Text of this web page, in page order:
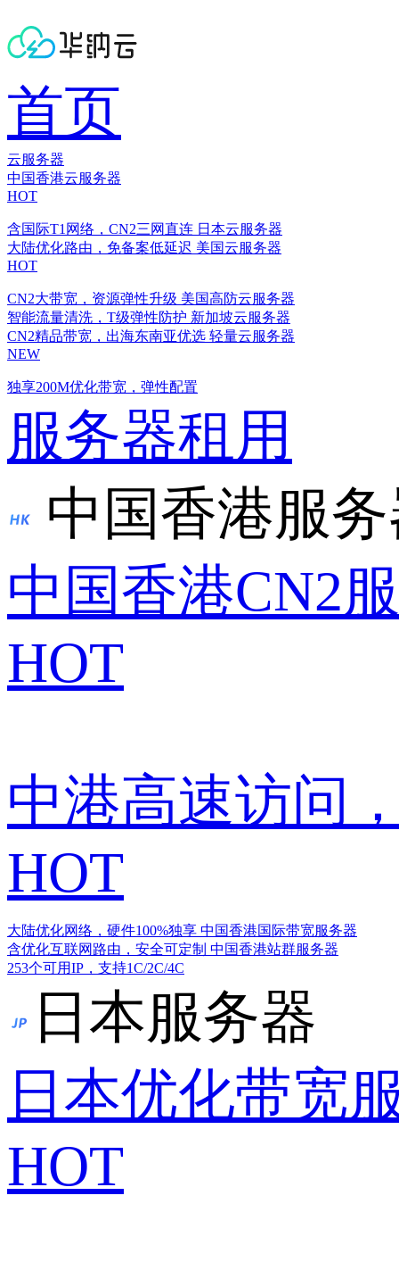
首页
云服务器
中国香港云服务器
HOT
含国际T1网络，CN2三网直连 日本云服务器
大陆优化路由，免备案低延迟 美国云服务器
HOT
CN2大带宽，资源弹性升级 美国高防云服务器
智能流量清洗，T级弹性防护 新加坡云服务器
CN2精品带宽，出海东南亚优选 轻量云服务器
NEW
独享200M优化带宽，弹性配置
服务器租用
中国香港服
中国香港CN2
HOT
中港高速访问
HOT
大陆优化网络，硬件100%独享 中国香港国际带宽服务器
含优化互联网路由，安全可定制 中国香港站群服务器
253个可用IP，支持1C/2C/4C
日本服务器
日本优化带宽
HOT